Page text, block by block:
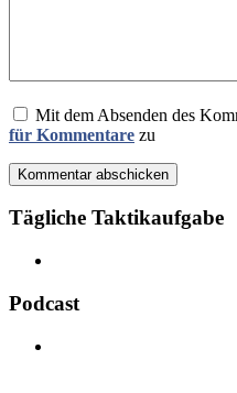
Mit dem Absenden des
für Kommentare zu
Kommentar abschicken
Tägliche Taktikaufgabe
Podcast